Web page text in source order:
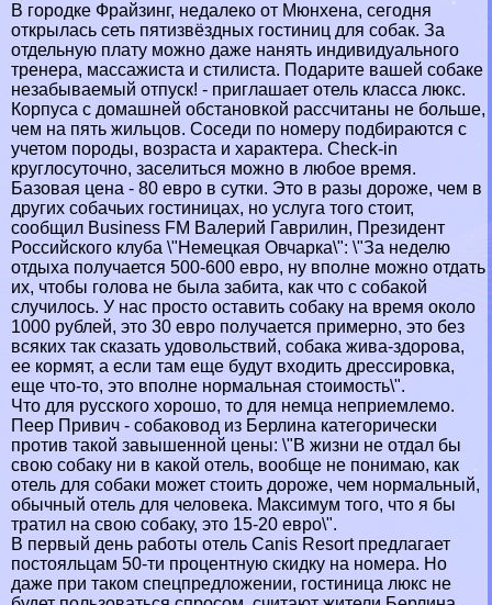
В городке Фрайзинг, недалеко от Мюнхена, сегодня
открылась сеть пятизвёздных гостиниц для собак. За
отдельную плату можно даже нанять индивидуального
тренера, массажиста и стилиста. Подарите вашей собаке
незабываемый отпуск! - приглашает отель класса люкс.
Корпуса с домашней обстановкой рассчитаны не больше,
чем на пять жильцов. Соседи по номеру подбираются с
учетом породы, возраста и хаpaктера. Check-in
круглосуточно, заселиться можно в любое время.
Базовая цена - 80 евро в сутки. Это в разы дороже, чем в
других собачьих гостиницах, но услуга того стоит,
сообщил Business FM Валерий Гаврилин, Президент
Российского клуба \"Немецкая Овчарка\": \"За неделю
отдыха получается 500-600 евро, ну вполне можно отдать
их, чтобы голова не была забита, как что с собакой
случилось. У нас просто оставить собаку на время около
1000 рублей, это 30 евро получается примерно, это без
всяких так сказать удовольствий, собака жива-здорова,
ее кормят, а если там еще будут входить дрессировка,
еще что-то, это вполне нормальная стоимость\".
Что для русского хорошо, то для немца неприемлемо.
Пеер Привич - собаковод из Берлина категорически
против такой завышенной цены: \"В жизни не отдал бы
свою собаку ни в какой отель, вообще не понимаю, как
отель для собаки может стоить дороже, чем нормальный,
обычный отель для человека. Максимум того, что я бы
тратил на свою собаку, это 15-20 евро\".
В первый день работы отель Canis Resort предлагает
постояльцам 50-ти процентную скидку на номера. Но
даже при таком спецпредложении, гостиница люкс не